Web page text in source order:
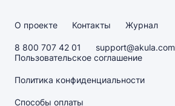
О проекте Контакты Журнал
8 800 707 42 01
support@akula.com
Пользовательское соглашение
Политика конфиденциальности
Способы оплаты